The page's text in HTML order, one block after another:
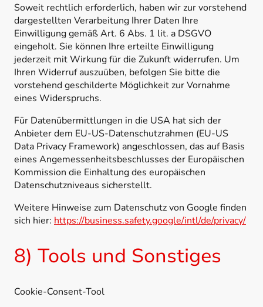
Soweit rechtlich erforderlich, haben wir zur vorstehend
dargestellten Verarbeitung Ihrer Daten Ihre
Einwilligung gemäß Art. 6 Abs. 1 lit. a DSGVO
eingeholt. Sie können Ihre erteilte Einwilligung
jederzeit mit Wirkung für die Zukunft widerrufen. Um
Ihren Widerruf auszuüben, befolgen Sie bitte die
vorstehend geschilderte Möglichkeit zur Vornahme
eines Widerspruchs.
Für Datenübermittlungen in die USA hat sich der
Anbieter dem EU-US-Datenschutzrahmen (EU-US
Data Privacy Framework) angeschlossen, das auf Basis
eines Angemessenheitsbeschlusses der Europäischen
Kommission die Einhaltung des europäischen
Datenschutzniveaus sicherstellt.
Weitere Hinweise zum Datenschutz von Google finden
sich hier: https://business.safety.google/intl/de/privacy/
8) Tools und Sonstiges
Cookie-Consent-Tool